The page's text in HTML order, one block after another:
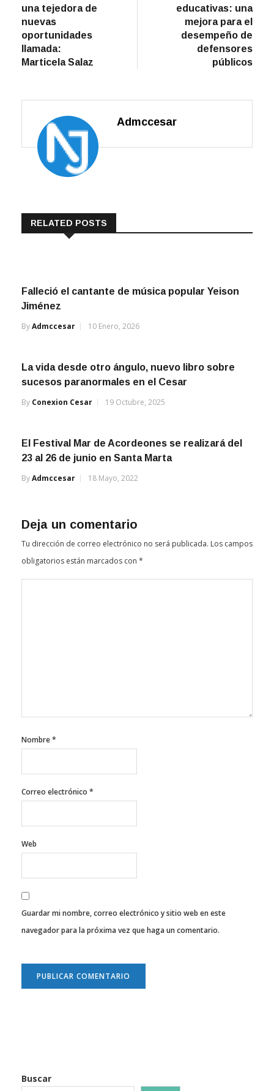
entradas
una tejedora de
nuevas
oportunidades
llamada:
Marticela Salaz
educativas: una
mejora para el
desempeño de
defensores
públicos
Admccesar
RELATED POSTS
Falleció el cantante de música popular Yeison
Jiménez
ByAdmccesar 10 Enero, 2026
La vida desde otro ángulo, nuevo libro sobre
sucesos paranormales en el Cesar
By Conexion Cesar 19 Octubre, 2025
El Festival Mar de Acordeones se realizará del
23 al 26 de junio en Santa Marta
ByAdmccesar 18 Mayo, 2022
Deja un comentario
Tu dirección de correo electrónico no será publicada. Los campos
obligatorios están marcados con *
Nombre*
Correo electrónico *
Web
Guardar mi nombre, correo electrónico y sitio web en este
navegador para la próxima vez que haga un comentario.
Buscar